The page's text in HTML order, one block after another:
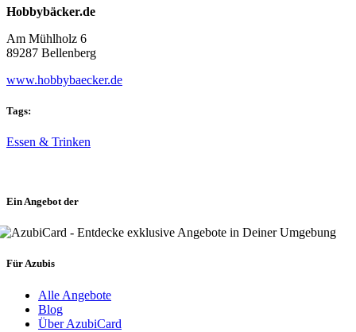
Hobbybäcker.de
Am Mühlholz 6
89287 Bellenberg
www.hobbybaecker.de
Tags:
Essen & Trinken
Ein Angebot der
Für Azubis
Alle Angebote
Blog
Über AzubiCard